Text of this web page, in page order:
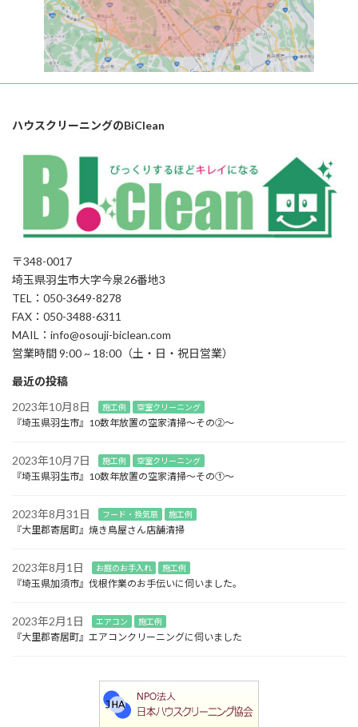
ハウスクリーニングのBiClean
〒348-0017
埼玉県羽生市大字今泉26番地3
TEL：050-3649-8278
FAX：050-3488-6311
MAIL：info@osouji-biclean.com
営業時間 9:00 ~ 18:00（土・日・祝日営業）
最近の投稿
2023年10月8日
施工例 空室クリーニング
『埼玉県羽生市』10数年放置の空家清掃～その②～
2023年10月7日 施工例 空室クリーニング
『埼玉県羽生市』10数年放置の空家清掃～その①～
2023年8月31日 フード・換気扇 施工例
『大里郡寄居町』焼き鳥屋さん店舗清掃
2023年8月1日 お庭のお手入れ 施工例
『埼玉県加須市』伐根作業のお手伝いに伺いました。
2023年2月1日 エアコン 施工例
『大里郡寄居町』エアコンクリーニングに伺いました